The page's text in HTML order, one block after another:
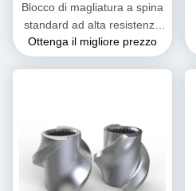
Blocco di magliatura a spina
standard ad alta resistenza
all'usura per estrusori a
doppia vite
Ottenga il migliore prezzo